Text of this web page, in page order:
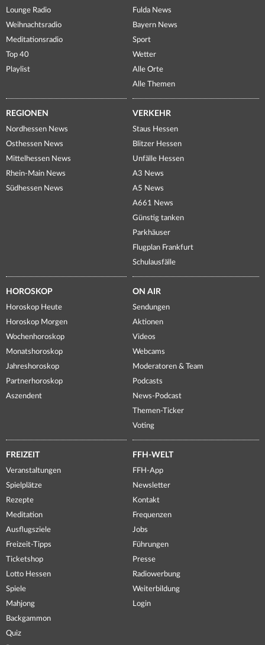
Lounge Radio
Weihnachtsradio
Meditationsradio
Top 40
Playlist
Fulda News
Bayern News
Sport
Wetter
Alle Orte
Alle Themen
REGIONEN
Nordhessen News
Osthessen News
Mittelhessen News
Rhein-Main News
Südhessen News
VERKEHR
Staus Hessen
Blitzer Hessen
Unfälle Hessen
A3 News
A5 News
A661 News
Günstig tanken
Parkhäuser
Flugplan Frankfurt
Schulausfälle
HOROSKOP
Horoskop Heute
Horoskop Morgen
Wochenhoroskop
Monatshoroskop
Jahreshoroskop
Partnerhoroskop
Aszendent
ON AIR
Sendungen
Aktionen
Videos
Webcams
Moderatoren & Team
Podcasts
News-Podcast
Themen-Ticker
Voting
FREIZEIT
Veranstaltungen
Spielplätze
Rezepte
Meditation
Ausflugsziele
Freizeit-Tipps
Ticketshop
Lotto Hessen
Spiele
Mahjong
Backgammon
Quiz
FFH-WELT
FFH-App
Newsletter
Kontakt
Frequenzen
Jobs
Führungen
Presse
Radiowerbung
Weiterbildung
Login